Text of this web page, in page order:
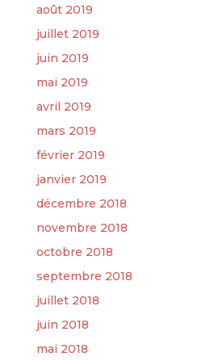
août 2019
juillet 2019
juin 2019
mai 2019
avril 2019
mars 2019
février 2019
janvier 2019
décembre 2018
novembre 2018
octobre 2018
septembre 2018
juillet 2018
juin 2018
mai 2018